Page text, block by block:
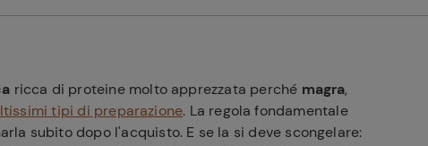
ricca di proteine molto apprezzata perché magra,
tipi di preparazione. La regola fondamentale
subito dopo l'acquisto. E se la si deve scongelare: